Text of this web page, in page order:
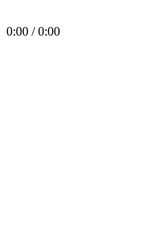
0:00 / 0:00